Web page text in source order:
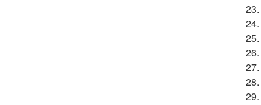
23.
24.
25.
26.
27.
28.
29.